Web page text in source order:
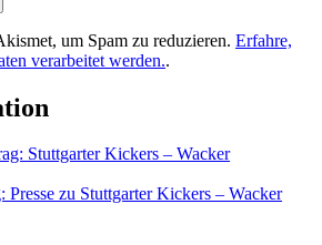
um Spam zu reduzieren. Erfahre,
verarbeitet werden..
Stuttgarter Kickers – Wacker
Presse zu Stuttgarter Kickers – Wacker